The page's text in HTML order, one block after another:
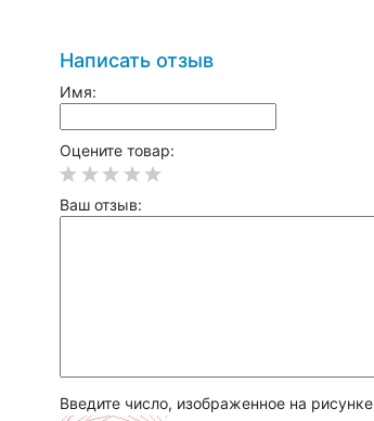
Написать отзыв
Имя:
Оцените товар:
Ваш отзыв:
Введите число, изображенное на рисунке